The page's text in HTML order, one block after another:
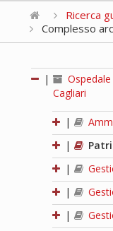
Ricerca
Complesso
|
Cagliari
|
|
|
|
|